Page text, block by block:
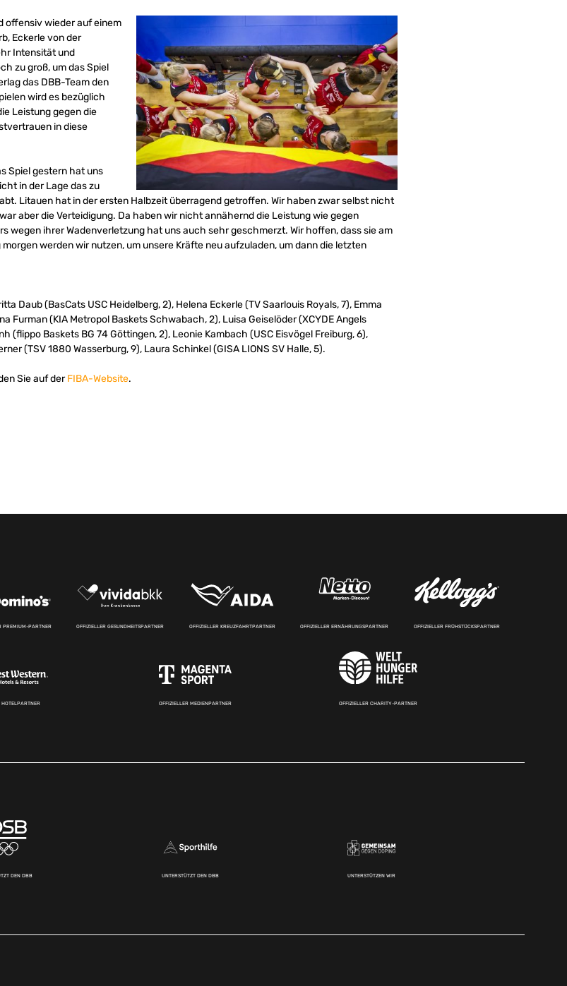
offensiv wieder auf einem
Eckerle von der
Intensität und
zu groß, um das Spiel
das DBB-Team den
wird es bezüglich
Leistung gegen die
in diese
Spiel gestern hat uns
in der Lage das zu
Litauen hat in der ersten Halbzeit überragend getroffen. Wir haben zwar selbst nicht
aber die Verteidigung. Da haben wir nicht annähernd die Leistung wie gegen
wegen ihrer Wadenverletzung hat uns auch sehr geschmerzt. Wir hoffen, dass sie am
werden wir nutzen, um unsere Kräfte neu aufzuladen, um dann die letzten
Daub (BasCats USC Heidelberg, 2), Helena Eckerle (TV Saarlouis Royals, 7), Emma
Furman (KIA Metropol Baskets Schwabach, 2), Luisa Geiselöder (XCYDE Angels
(flippo Baskets BG 74 Göttingen, 2), Leonie Kambach (USC Eisvögel Freiburg, 6),
(TSV 1880 Wasserburg, 9), Laura Schinkel (GISA LIONS SV Halle, 5).
Sie auf derFIBA-Website.
PREMIUM-PARTNER OFFIZIELLER GESUNDHEITSPARTNER OFFIZIELLER KREUZFAHRTPARTNER OFFIZIELLER ERNÄHRUNGSPARTNER OFFIZIELLER FRÜHSTÜCKSPARTNER
OFFIZIELLER MEDIENPARTNER OFFIZIELLER CHARITY-PARTNER
DEN DBB UNTERSTÜTZT DEN DBB UNTERSTÜTZEN WIR